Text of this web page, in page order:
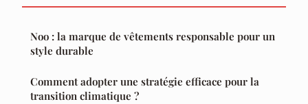
Noo : la marque de vêtements responsable pour un
style durable
Comment adopter une stratégie efficace pour la
transition climatique ?